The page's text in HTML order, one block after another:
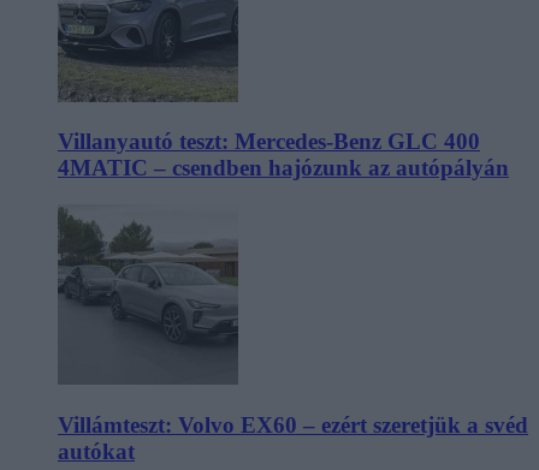
Villanyautó teszt: Mercedes-Benz GLC 400
4MATIC – csendben hajózunk az autópályán
Villámteszt: Volvo EX60 – ezért szeretjük a svéd
autókat